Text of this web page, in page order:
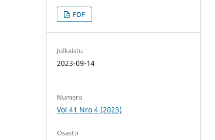
PDF
Julkaistu
2023-09-14
Numero
Vol 41 Nro 4 (2023)
Osasto